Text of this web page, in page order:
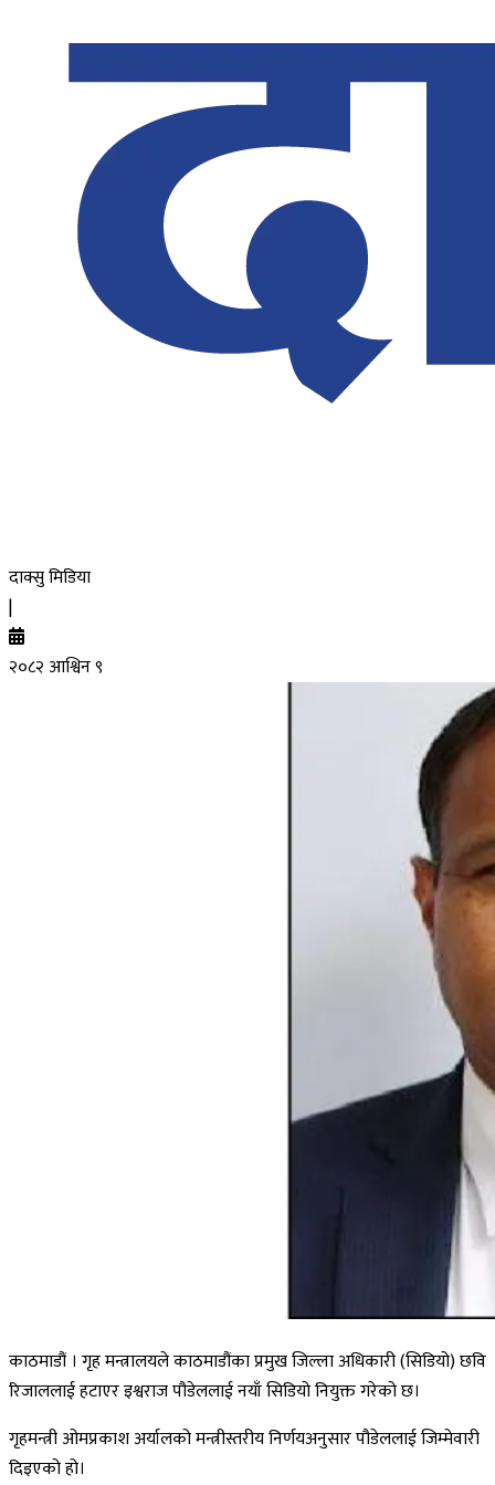
दाक्सु मिडिया
|
२०८२ आश्विन ९
काठमाडौं । गृह मन्त्रालयले काठमाडौंका प्रमुख जिल्ला अधिकारी (सिडियो) छवि
रिजाललाई हटाएर इश्वराज पौडेललाई नयाँ सिडियो नियुक्त गरेको छ।
गृहमन्त्री ओमप्रकाश अर्यालको मन्त्रीस्तरीय निर्णयअनुसार पौडेललाई जिम्मेवारी
दिइएको हो।